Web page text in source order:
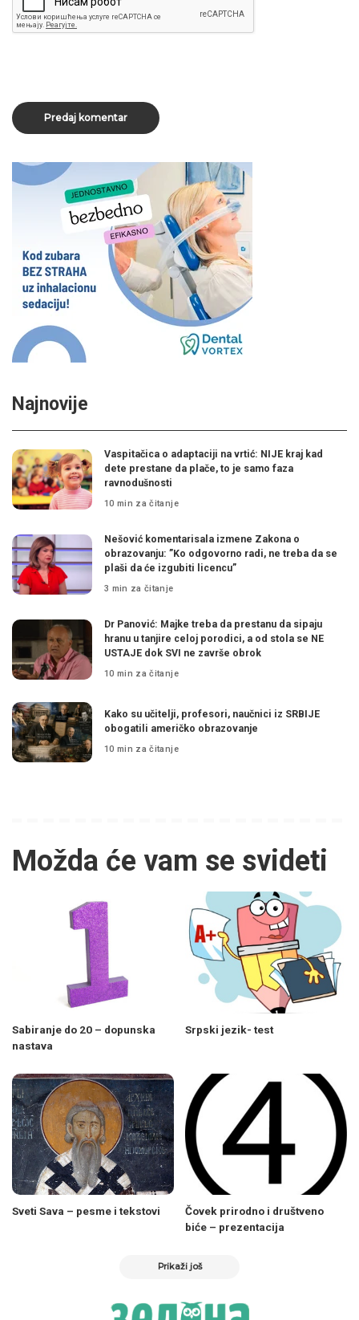
Najnovije
Vaspitačica o adaptaciji na vrtić: NIJE kraj kad
dete prestane da plače, to je samo faza
ravnodušnosti
10 min za čitanje
Nešović komentarisala izmene Zakona o
obrazovanju: ”Ko odgovorno radi, ne treba da se
plaši da će izgubiti licencu”
3 min za čitanje
Dr Panović: Majke treba da prestanu da sipaju
hranu u tanjire celoj porodici, a od stola se NE
USTAJE dok SVI ne završe obrok
10 min za čitanje
Kako su učitelji, profesori, naučnici iz SRBIJE
obogatili američko obrazovanje
10 min za čitanje
Možda će vam se svideti
Sabiranje do 20 – dopunska
nastava
Srpski jezik- test
Sveti Sava – pesme i tekstovi
Čovek prirodno i društveno
biće – prezentacija
Prikaži još